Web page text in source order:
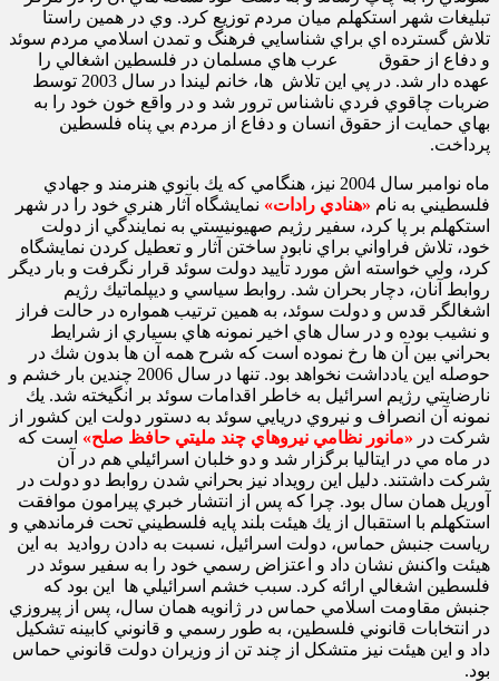
تبليغات شهر استكهلم ميان مردم توزيع كرد. وي در همين راستا
تلاش گسترده‌ اي براي شناسايي فرهنگ و تمدن اسلامي مردم سوئد
و دفاع از حقوق عرب‌ هاي مسلمان در فلسطين اشغالي را
عهده دار شد. در پي اين تلاش ها، خانم ليندا در سال 2003 توسط
ضربات چاقوي فردي ناشناس ترور شد و در واقع خون خود را به
بهاي حمايت از حقوق انسان و دفاع از مردم بي پناه فلسطين
پرداخت.
ماه نوامبر سال 2004 نيز، هنگامي كه يك بانوي هنرمند و جهادي
فلسطيني به نام «هنادي رادات» نمايشگاه آثار هنري خود را در شهر
استكهلم بر پا كرد، سفير رژيم صهيونيستي به نمايندگي از دولت
خود، تلاش فراواني براي نابود ساختن آثار و تعطيل كردن نمايشگاه
كرد، ولي خواسته ‌اش مورد تأييد دولت سوئد قرار نگرفت و بار ديگر
روابط آنان، دچار بحران شد. روابط سياسي و ديپلماتيك رژيم
اشغالگر قدس و دولت سوئد، به همين ترتيب همواره در حالت فراز
و نشيب بوده و در سال ‌هاي اخير نمونه‌ هاي بسياري از شرايط
بحراني بين آن ‌ها رخ نموده است كه شرح همه آن ‌ها بدون شك در
حوصله اين يادداشت نخواهد بود. تنها در سال 2006 چندين بار خشم و
نارضايتي رژيم اسرائيل به خاطر اقدامات سوئد بر انگيخته شد. يك
نمونه آن انصراف و نيروي دريايي سوئد به دستور دولت اين كشور از
شركت در «مانور نظامي نيروهاي چند مليتي حافظ صلح» است كه
در ماه مي در ايتاليا برگزار شد و دو خلبان اسرائيلي هم در آن
شركت داشتند. دليل اين رويداد نيز بحراني شدن روابط دو دولت در
آوريل همان سال بود. چرا كه پس از انتشار خبري پيرامون موافقت
استكهلم با استقبال از يك هيئت بلند پايه فلسطيني تحت فرماندهي و
رياست جنبش حماس، دولت اسرائيل، نسبت به دادن رواديد به اين
هيئت واكنش نشان داد و اعتزاض رسمي خود را به سفير سوئد در
فلسطين اشغالي ارائه كرد. سبب خشم اسرائيلي ‌ها اين بود كه
جنبش مقاومت اسلامي حماس در ژانويه همان سال، پس از پيروزي
در انتخابات قانوني فلسطين، به طور رسمي و قانوني كابينه تشكيل
داد و اين هيئت نيز متشكل از چند تن از وزيران دولت قانوني حماس
بود.